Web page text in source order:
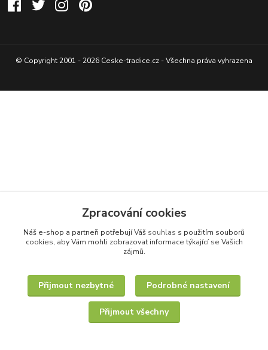
© Copyright 2001 - 2026 Ceske-tradice.cz - Všechna práva vyhrazena
Zpracování cookies
Náš e-shop a partneři potřebují Váš souhlas s použitím souborů
cookies, aby Vám mohli zobrazovat informace týkající se Vašich
zájmů.
Přijmout nezbytné Podrobné nastavení
Přijmout všechny